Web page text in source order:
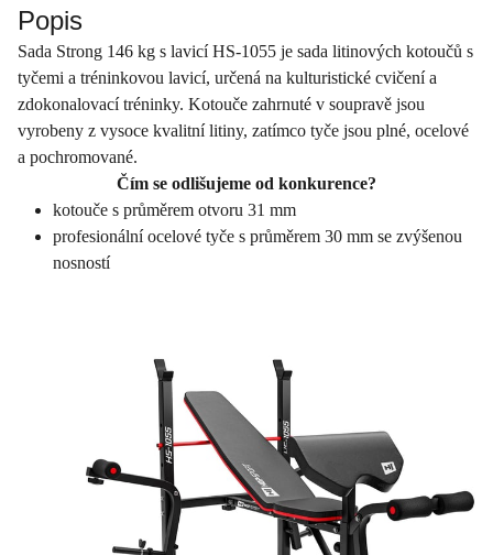
Popis
Sada Strong 146 kg s lavicí HS-1055 je sada litinových kotoučů s
tyčemi a tréninkovou lavicí, určená na kulturistické cvičení a
zdokonalovací tréninky. Kotouče zahrnuté v soupravě jsou
vyrobeny z vysoce kvalitní litiny, zatímco tyče jsou plné, ocelové
a pochromované.
Čím se odlišujeme od konkurence?
kotouče s průměrem otvoru 31 mm
profesionální ocelové tyče s průměrem 30 mm se zvýšenou
nosností